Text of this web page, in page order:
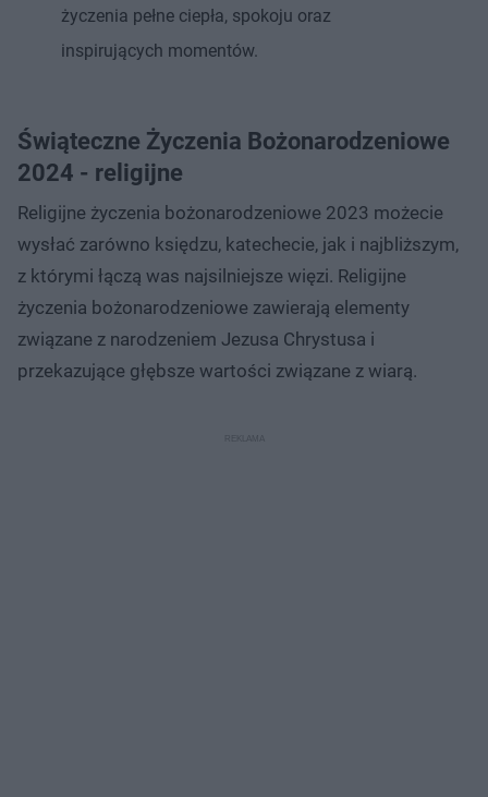
życzenia pełne ciepła, spokoju oraz
inspirujących momentów.
Świąteczne Życzenia Bożonarodzeniowe
2024 - religijne
Religijne życzenia bożonarodzeniowe 2023 możecie
wysłać zarówno księdzu, katechecie, jak i najbliższym,
z którymi łączą was najsilniejsze więzi. Religijne
życzenia bożonarodzeniowe zawierają elementy
związane z narodzeniem Jezusa Chrystusa i
przekazujące głębsze wartości związane z wiarą.